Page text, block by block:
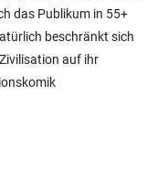
das Publikum in 55+
beschränkt sich
auf ihr